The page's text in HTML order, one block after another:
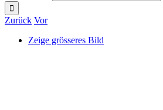
Zurück Vor
Zeige grösseres Bild